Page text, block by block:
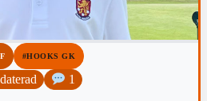
#HOOKS GK
1